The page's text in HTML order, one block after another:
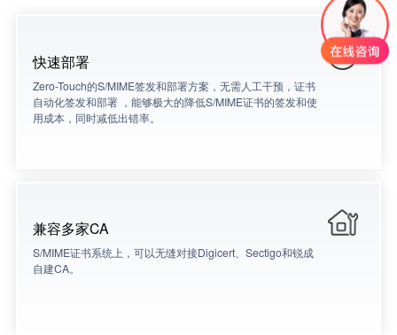
快速部署
Zero-Touch的S/MIME签发和部署方案，无需人工干预，证书
自动化签发和部署 ，能够极大的降低S/MIME证书的签发和使
用成本，同时减低出错率。
兼容多家CA
S/MIME证书系统上，可以无缝对接Digicert、Sectigo和锐成
自建CA。